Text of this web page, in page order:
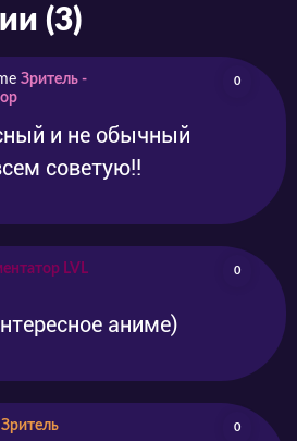
(3)
Зритель -
0
и не обычный
советую!!
LVL
0
аниме)
Зритель 0